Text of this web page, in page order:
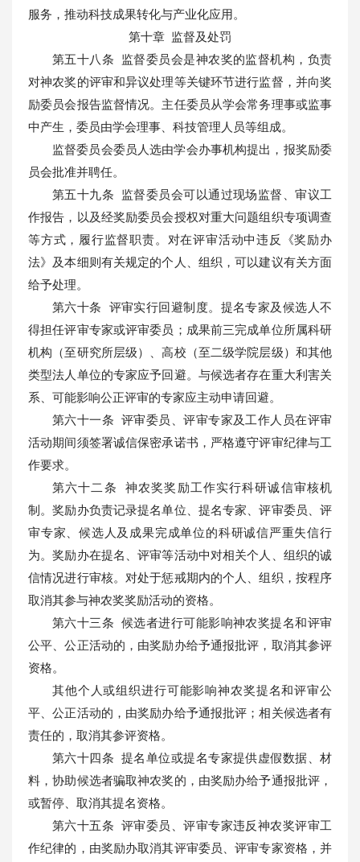
服务，推动科技成果转化与产业化应用。
第十章 监督及处罚
第五十八条 监督委员会是神农奖的监督机构，负责
对神农奖的评审和异议处理等关键环节进行监督，并向奖
励委员会报告监督情况。主任委员从学会常务理事或监事
中产生，委员由学会理事、科技管理人员等组成。
监督委员会委员人选由学会办事机构提出，报奖励委
员会批准并聘任。
第五十九条 监督委员会可以通过现场监督、审议工
作报告，以及经奖励委员会授权对重大问题组织专项调查
等方式，履行监督职责。对在评审活动中违反《奖励办
法》及本细则有关规定的个人、组织，可以建议有关方面
给予处理。
第六十条 评审实行回避制度。提名专家及候选人不
得担任评审专家或评审委员；成果前三完成单位所属科研
机构（至研究所层级）、高校（至二级学院层级）和其他
类型法人单位的专家应予回避。与候选者存在重大利害关
系、可能影响公正评审的专家应主动申请回避。
第六十一条 评审委员、评审专家及工作人员在评审
活动期间须签署诚信保密承诺书，严格遵守评审纪律与工
作要求。
第六十二条 神农奖奖励工作实行科研诚信审核机
制。奖励办负责记录提名单位、提名专家、评审委员、评
审专家、候选人及成果完成单位的科研诚信严重失信行
为。奖励办在提名、评审等活动中对相关个人、组织的诚
信情况进行审核。对处于惩戒期内的个人、组织，按程序
取消其参与神农奖奖励活动的资格。
第六十三条 候选者进行可能影响神农奖提名和评审
公平、公正活动的，由奖励办给予通报批评，取消其参评
资格。
其他个人或组织进行可能影响神农奖提名和评审公
平、公正活动的，由奖励办给予通报批评；相关候选者有
责任的，取消其参评资格。
第六十四条 提名单位或提名专家提供虚假数据、材
料，协助候选者骗取神农奖的，由奖励办给予通报批评，
或暂停、取消其提名资格。
第六十五条 评审委员、评审专家违反神农奖评审工
作纪律的，由奖励办取消其评审委员、评审专家资格，并